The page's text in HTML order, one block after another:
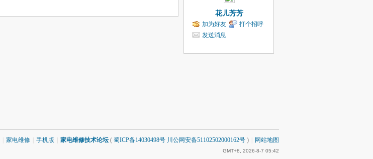
花儿芳芳
加为好友
打个招呼
发送消息
家电维修 手机版 家电维修技术论坛 ( 蜀ICP备14030498号 川公网安备51102502000162号 ) 网站地图
GMT+8, 2026-8-7 05:42